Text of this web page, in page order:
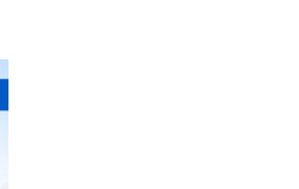
in contanti e altri mezzi di